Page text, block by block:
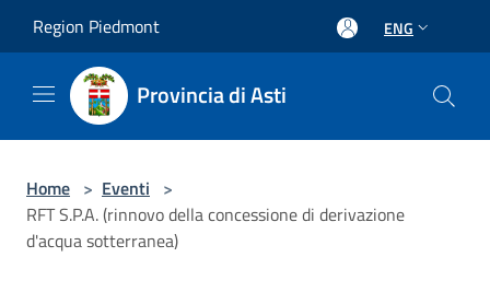
Region Piedmont ENG
Provincia di Asti
Home > Eventi >
RFT S.P.A. (rinnovo della concessione di derivazione
d'acqua sotterranea)